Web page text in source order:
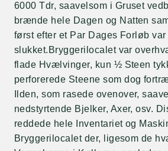
6000 Tdr, saavelsom i Gruset
brænde hele Dagen og Natten
først efter et Par Dages Forløb var
slukket.Bryggerilocalet var
flade Hvælvinger, kun ½ Steen
perforerede Steene som dog
Ilden, som rasede ovenover,
nedstyrtende Bjelker, Axer, osv.
reddede hele Inventariet og
Bryggerilocalet der, ligesom de